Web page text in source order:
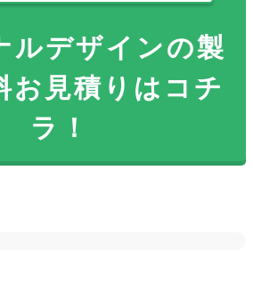
ルデザインの製
見積りはコチ
ラ！